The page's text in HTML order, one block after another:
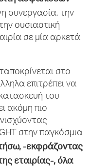
συνεργασία, την
ουσιαστική
σε μία αρκετά
στο
επιτρέπει να
του
ακόμη πιο
στην παγκόσμια
-εκφράζοντας
εταιρίας-, όλα